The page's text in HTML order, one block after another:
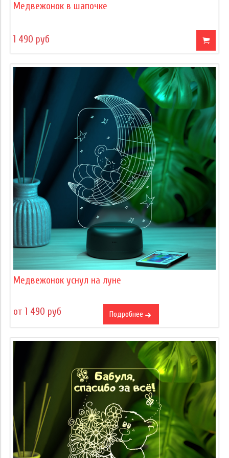
Медвежонок в шапочке
1 490 руб
Медвежонок уснул на луне
от 1 490 руб Подробнее